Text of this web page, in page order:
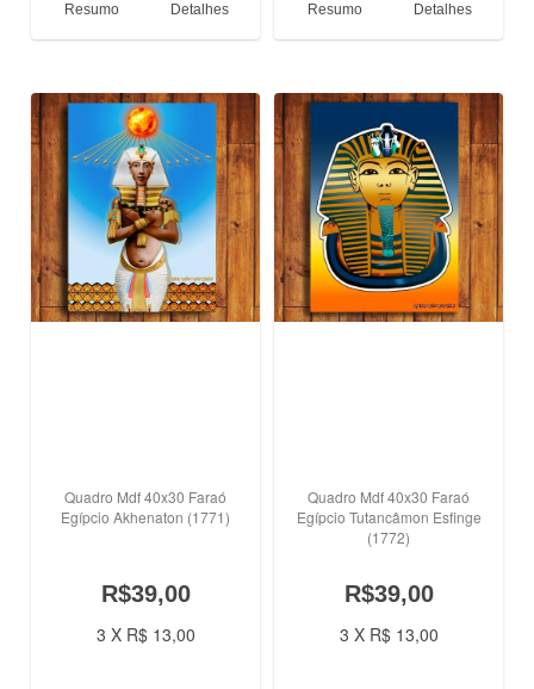
Resumo Detalhes Resumo Detalhes
Quadro Mdf 40x30 Faraó
Egípcio Akhenaton (1771)
R$39,00
3 X R$ 13,00
Quadro Mdf 40x30 Faraó
Egípcio Tutancâmon Esfinge
(1772)
R$39,00
3 X R$ 13,00